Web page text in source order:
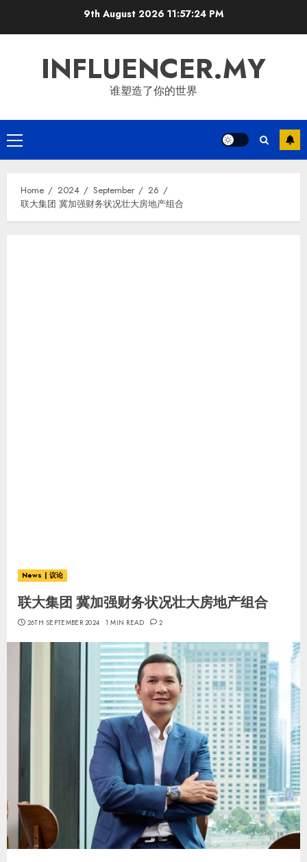
9th August 2026 11:57:25 PM
INFLUENCER.MY
谁塑造了你的世界
Primary
Menu
Home 2024 September
26
联大集团 冀加强财务状况壮大房地产组合
News | 议论
联大集团 冀加强财务状况壮大房地产组合
26TH SEPTEMBER 2024 1 MIN READ 2